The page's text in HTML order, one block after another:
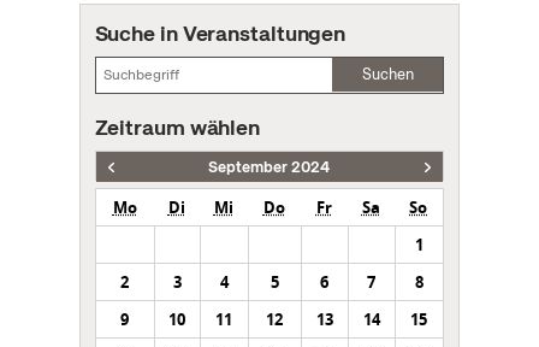
Suche in Veranstaltungen
Suchen
Zeitraum wählen
September 2024
Mo Di Mi Do Fr Sa
So
1
2
3 4 5 6 7
8
9
10 11 12 13 14
15